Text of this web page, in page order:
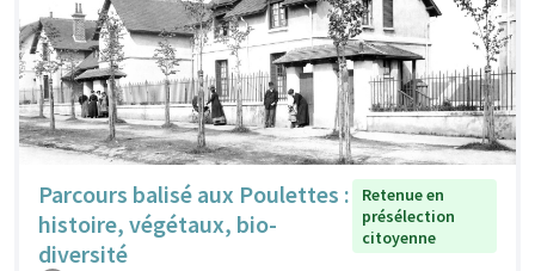
Parcours balisé aux Poulettes :
histoire, végétaux, bio-
diversité
Retenue en
présélection
citoyenne